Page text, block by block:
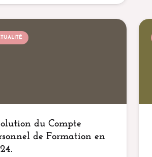
du Compte
de Formation en